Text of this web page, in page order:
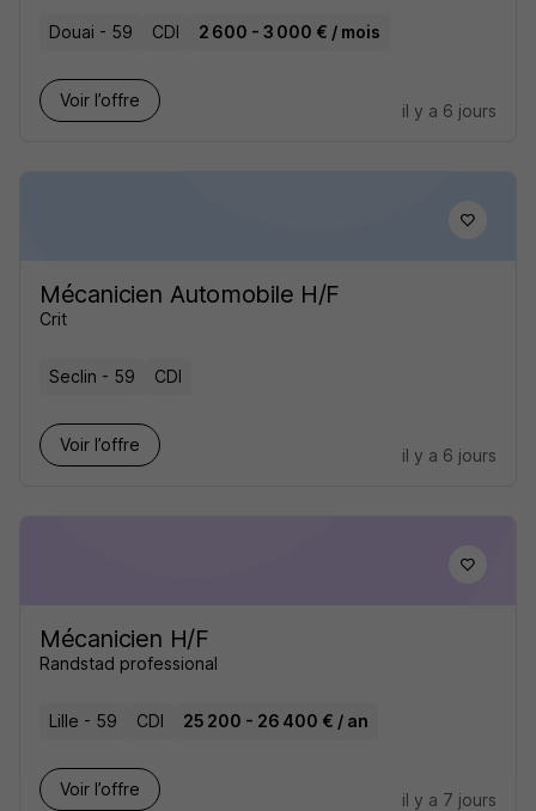
Douai - 59 CDI 2 600 - 3 000 € / mois
Voir l’offre
il y a 6 jours
Mécanicien Automobile H/F
Crit
Seclin - 59 CDI
Voir l’offre
il y a 6 jours
Mécanicien H/F
Randstad professional
Lille - 59 CDI 25 200 - 26 400 € / an
Voir l’offre
il y a 7 jours